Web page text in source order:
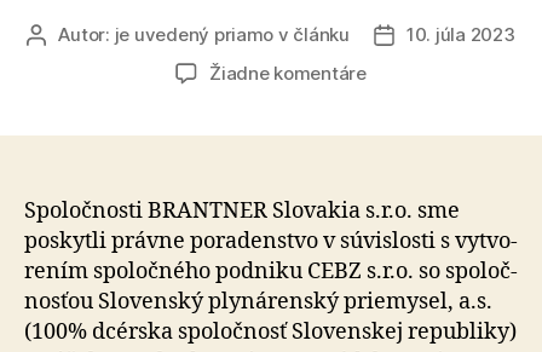
AutorAutor: je uvedený priamo v článku
Dátum
10. júla 2023
Žiadne komentárena
poradenstvo
BRANTNER
súvislosti
s
vytvorením
Spoločnosti BRANTNER Slovakia s.r.o. sme
poskytli právne po­ra­den­stvo v sú­vis­losti s vy­tvo­
re­ním spo­loč­ného podniku CEBZ s.r.o. so spo­loč­
nosťou Slovenský plynárenský priemysel, a.s.
(100% dcérska spoločnosť Slovenskej republiky)